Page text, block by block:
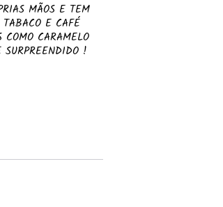
MÃOS E TEM
E CAFÉ
CARAMELO
SURPREENDIDO !